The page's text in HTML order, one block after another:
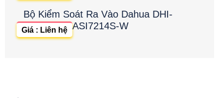
Bộ Kiểm Soát Ra Vào Dahua DHI-
ASI7214S-W
Giá : Liên hệ